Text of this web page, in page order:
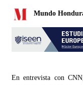
Mundo
En entrevista con